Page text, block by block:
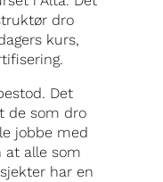
dro
kurs,
Det
de som dro
jobbe med
at alle som
har en